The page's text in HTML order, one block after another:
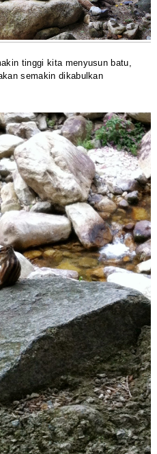
tinggi kita menyusun batu,
semakin dikabulkan